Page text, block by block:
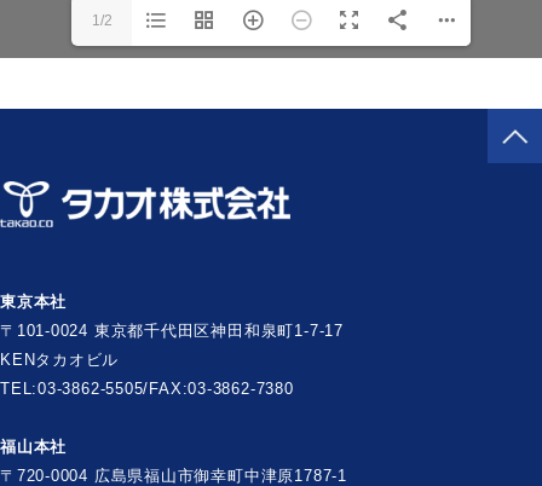
1/2
東京本社
〒101-0024 東京都千代田区神田和泉町1-7-17
KENタカオビル
TEL:03-3862-5505/FAX:03-3862-7380
福山本社
〒720-0004 広島県福山市御幸町中津原1787-1